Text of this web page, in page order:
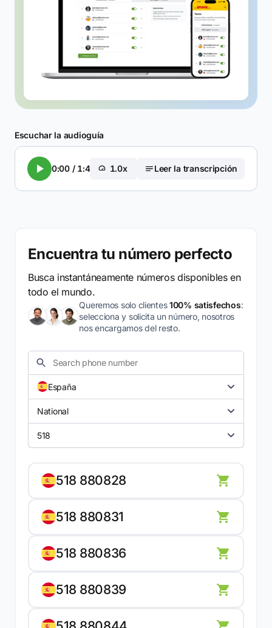
Escuchar la audioguía
0:00/ 1:47 1.0x Leer la transcripción
Encuentra tu número perfecto
Busca instantáneamente números disponibles en
todo el mundo.
Queremos solo clientes100% satisfechos:
selecciona y solicita un número, nosotros
nos encargamos del resto.
España
National
518
518 880828
518 880831
518 880836
518 880839